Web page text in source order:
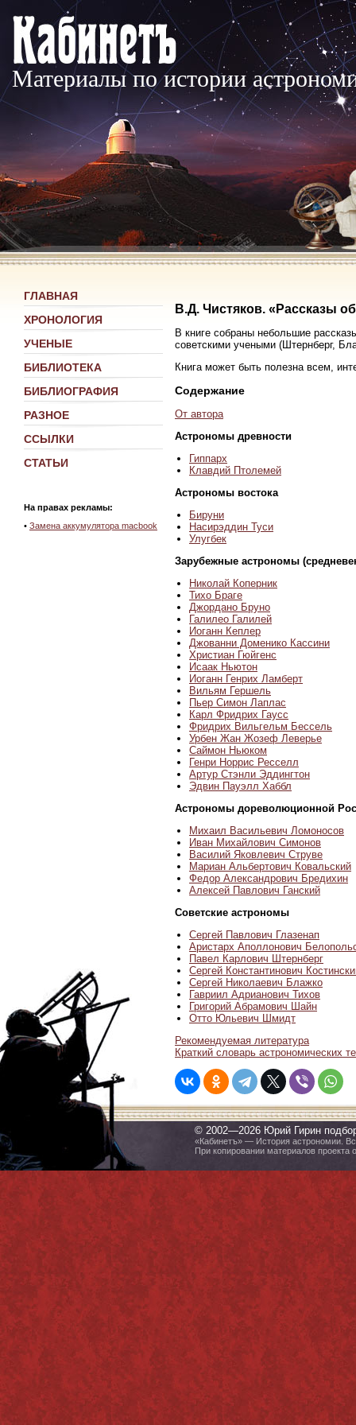
Материалы по истории
ГЛАВНАЯ
ХРОНОЛОГИЯ
УЧЕНЫЕ
БИБЛИОТЕКА
БИБЛИОГРАФИЯ
РАЗНОЕ
ССЫЛКИ
СТАТЬИ
На правах рекламы:
• Замена аккумулятора macbook
В.Д. Чистяков. «Рассказы
В книге собраны небольшие
советскими учеными (Штернберг,
Книга может быть полезна всем,
Содержание
От автора
Астрономы древности
Гиппарх
Клавдий Птолемей
Астрономы востока
Бируни
Насирэддин Туси
Улугбек
Зарубежные астрономы
Николай Коперник
Тихо Браге
Джордано Бруно
Галилео Галилей
Иоганн Кеплер
Джованни Доменико Кассини
Христиан Гюйгенс
Исаак Ньютон
Иоганн Генрих Ламберт
Вильям Гершель
Пьер Симон Лаплас
Карл Фридрих Гаусс
Фридрих Вильгельм Бессель
Урбен Жан Жозеф Леверье
Саймон Ньюком
Генри Норрис Ресселл
Артур Стэнли Эддингтон
Эдвин Пауэлл Хаббл
Астрономы дореволюционной
Михаил Васильевич Ломоносов
Иван Михайлович Симонов
Василий Яковлевич Струве
Мариан Альбертович Ковальский
Федор Александрович Бредихин
Алексей Павлович Ганский
Советские астрономы
Сергей Павлович Глазенап
Аристарх Аполлонович
Павел Карлович Штернберг
Сергей Константинович
Сергей Николаевич Блажко
Гавриил Адрианович Тихов
Григорий Абрамович Шайн
Отто Юльевич Шмидт
Рекомендуемая литература
Краткий словарь астрономических
© 2002—2026 Юрий Гирин
«Кабинетъ» — История астрономии.
При копировании материалов проекта